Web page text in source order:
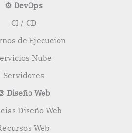
⚙️ DevOps
CI / CD
de Ejecución
Nube
Servidores
Diseño Web
Diseño Web
Web